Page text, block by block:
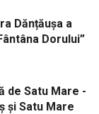
Dănțăușa a
Dorului”
de Satu Mare -
și Satu Mare